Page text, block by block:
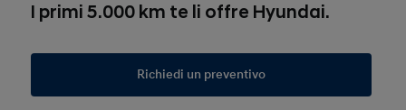
I primi 5.000 km te li offre Hyundai.
Richiedi un preventivo